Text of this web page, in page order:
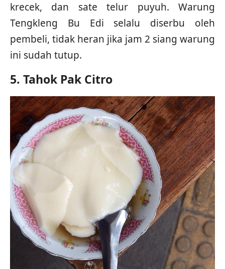
krecek, dan sate telur puyuh. Warung
Tengkleng Bu Edi selalu diserbu oleh
pembeli, tidak heran jika jam 2 siang warung
ini sudah tutup.
5. Tahok Pak Citro